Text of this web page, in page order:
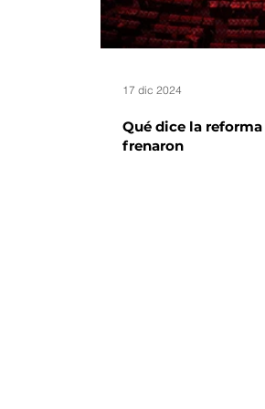
Qué dice la
frenaron
17 dic 2024